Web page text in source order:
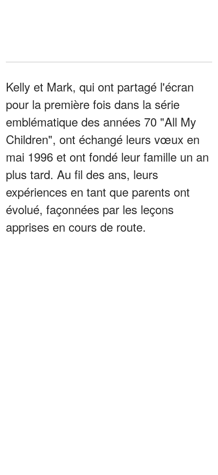
Kelly et Mark, qui ont partagé l'écran
pour la première fois dans la série
emblématique des années 70 "All My
Children", ont échangé leurs vœux en
mai 1996 et ont fondé leur famille un an
plus tard. Au fil des ans, leurs
expériences en tant que parents ont
évolué, façonnées par les leçons
apprises en cours de route.